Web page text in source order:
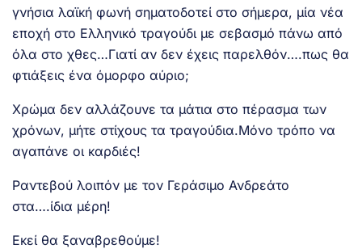
γνήσια λαϊκή φωνή σηματοδοτεί στο σήμερα, μία νέα
εποχή στο Ελληνικό τραγούδι με σεβασμό πάνω από
όλα στο χθες…Γιατί αν δεν έχεις παρελθόν….πως θα
φτιάξεις ένα όμορφο αύριο;
Χρώμα δεν αλλάζουνε τα μάτια στο πέρασμα των
χρόνων, μήτε στίχους τα τραγούδια.Μόνο τρόπο να
αγαπάνε οι καρδιές!
Ραντεβού λοιπόν με τον Γεράσιμο Ανδρεάτο
στα….ίδια μέρη!
Εκεί θα ξαναβρεθούμε!